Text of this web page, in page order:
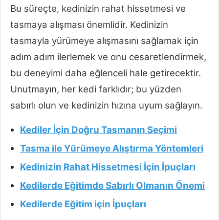
Bu süreçte, kedinizin rahat hissetmesi ve
tasmaya alışması önemlidir. Kedinizin
tasmayla yürümeye alışmasını sağlamak için
adım adım ilerlemek ve onu cesaretlendirmek,
bu deneyimi daha eğlenceli hale getirecektir.
Unutmayın, her kedi farklıdır; bu yüzden
sabırlı olun ve kedinizin hızına uyum sağlayın.
Kediler İçin Doğru Tasmanın Seçimi
Tasma ile Yürümeye Alıştırma Yöntemleri
Kedinizin Rahat Hissetmesi İçin İpuçları
Kedilerde Eğitimde Sabırlı Olmanın Önemi
Kedilerde Eğitim için İpuçları